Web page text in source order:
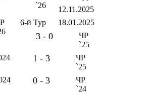
`26
12.11.2025
6-й Тур 18.01.2025
3 - 0
ЧР
`25
1 - 3
ЧР
`25
0 - 3
ЧР
`24